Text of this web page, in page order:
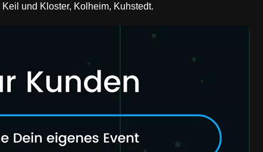
und Kloster, Kolheim, Kuhstedt.